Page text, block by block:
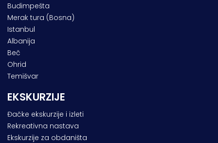
Budimpešta
Merak tura (Bosna)
Istanbul
Albanija
Beč
Ohrid
Temišvar
EKSKURZIJE
Đačke ekskurzije i izleti
Rekreativna nastava
Ekskurzije za obdaništa